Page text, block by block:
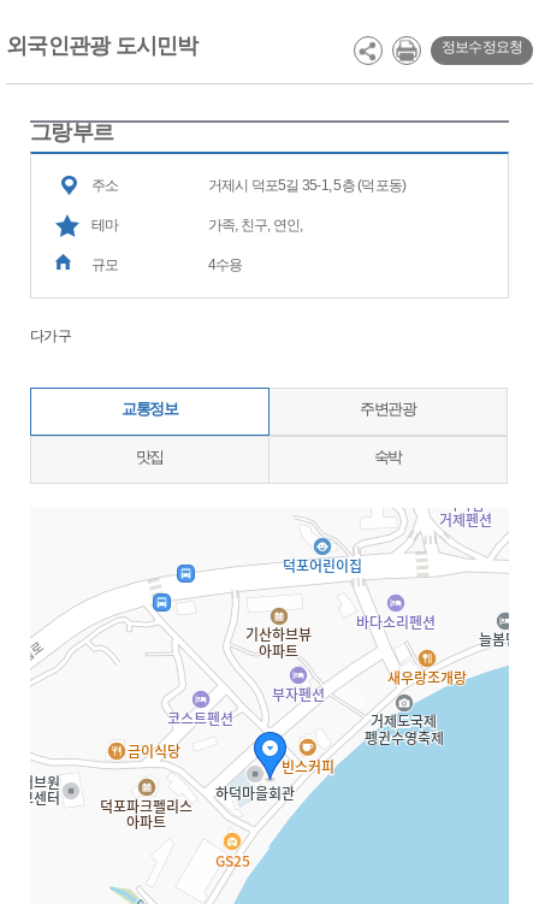
외국인관광 도시민박 정보수정요청
그랑부르
주소 거제시 덕포5길 35-1, 5층 (덕포동)
테마 가족, 친구, 연인,
규모 4수용
다가구
교통정보 주변관광
맛집 숙박